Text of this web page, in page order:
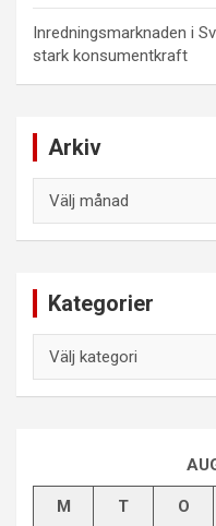
Inredningsmarknaden i
stark konsumentkraft
Arkiv
Kategorier
M T O